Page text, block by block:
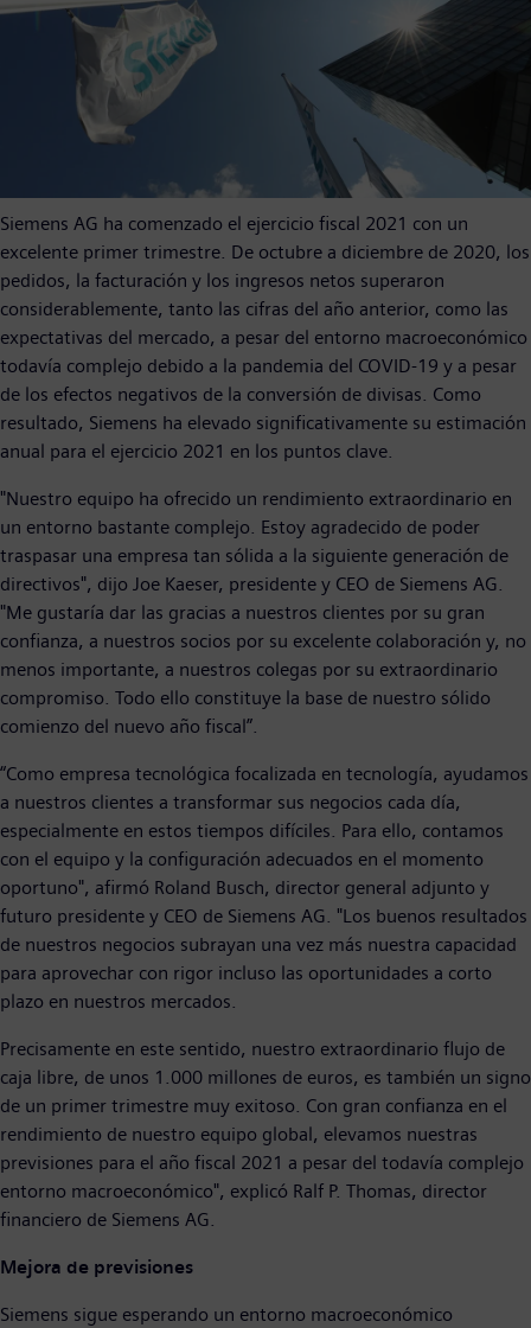
Siemens AG ha comenzado el ejercicio fiscal 2021 con un
excelente primer trimestre. De octubre a diciembre de 2020, los
pedidos, la facturación y los ingresos netos superaron
considerablemente, tanto las cifras del año anterior, como las
expectativas del mercado, a pesar del entorno macroeconómico
todavía complejo debido a la pandemia del COVID-19 y a pesar
de los efectos negativos de la conversión de divisas. Como
resultado, Siemens ha elevado significativamente su estimación
anual para el ejercicio 2021 en los puntos clave.
"Nuestro equipo ha ofrecido un rendimiento extraordinario en
un entorno bastante complejo. Estoy agradecido de poder
traspasar una empresa tan sólida a la siguiente generación de
directivos", dijo Joe Kaeser, presidente y CEO de Siemens AG.
"Me gustaría dar las gracias a nuestros clientes por su gran
confianza, a nuestros socios por su excelente colaboración y, no
menos importante, a nuestros colegas por su extraordinario
compromiso. Todo ello constituye la base de nuestro sólido
comienzo del nuevo año fiscal”.
“Como empresa tecnológica focalizada en tecnología, ayudamos
a nuestros clientes a transformar sus negocios cada día,
especialmente en estos tiempos difíciles. Para ello, contamos
con el equipo y la configuración adecuados en el momento
oportuno", afirmó Roland Busch, director general adjunto y
futuro presidente y CEO de Siemens AG. "Los buenos resultados
de nuestros negocios subrayan una vez más nuestra capacidad
para aprovechar con rigor incluso las oportunidades a corto
plazo en nuestros mercados.
Precisamente en este sentido, nuestro extraordinario flujo de
caja libre, de unos 1.000 millones de euros, es también un signo
de un primer trimestre muy exitoso. Con gran confianza en el
rendimiento de nuestro equipo global, elevamos nuestras
previsiones para el año fiscal 2021 a pesar del todavía complejo
entorno macroeconómico", explicó Ralf P. Thomas, director
financiero de Siemens AG.
Mejora de previsiones
Siemens sigue esperando un entorno macroeconómico